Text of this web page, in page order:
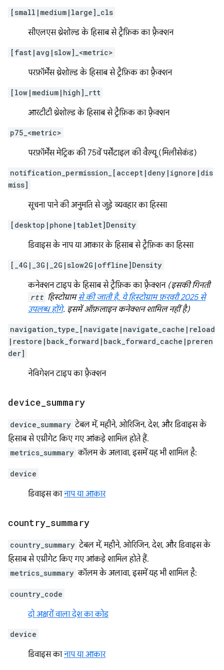
[small|medium|large]_cls
सीएलएस थ्रेशोल्ड के हिसाब से ट्रैफ़िक का फ़्रैक्शन
[fast|avg|slow]_<metric>
परफ़ॉर्मेंस थ्रेशोल्ड के हिसाब से ट्रैफ़िक का फ़्रैक्शन
[low|medium|high]_rtt
आरटीटी थ्रेशोल्ड के हिसाब से ट्रैफ़िक का फ़्रैक्शन
p75_<metric>
परफ़ॉर्मेंस मेट्रिक की 75वें पर्सेंटाइल की वैल्यू (मिलीसेकंड)
notification_permission_[accept|deny|ignore|dis
miss]
सूचना पाने की अनुमति से जुड़े व्यवहार का हिस्सा
[desktop|phone|tablet]Density
डिवाइस के नाप या आकार के हिसाब से ट्रैफ़िक का हिस्सा
[_4G|_3G|_2G|slow2G|offline]Density
कनेक्शन टाइप के हिसाब से ट्रैफ़िक का फ़्रैक्शन (इसकी गिनती
rtt हिस्टोग्रामसे की जाती है. ये हिस्टोग्राम फ़रवरी 2025 से
उपलब्ध होंगे. इसमें ऑफ़लाइन कनेक्शन शामिल नहीं है)
navigation_type_[navigate|navigate_cache|reload
|restore|back_forward|back_forward_cache|preren
der]
नेविगेशन टाइप का फ़्रैक्शन
device summary
device_summary टेबल में, महीने, ओरिजिन, देश, और डिवाइस के
हिसाब से एग्रीगेट किए गए आंकड़े शामिल होते हैं.
metrics_summary कॉलम के अलावा, इसमें यह भी शामिल है:
device
डिवाइस कानाप या आकार
country summary
country_summary टेबल में, महीने, ओरिजिन, देश, और डिवाइस के
हिसाब से एग्रीगेट किए गए आंकड़े शामिल होते हैं.
metrics_summary कॉलम के अलावा, इसमें यह भी शामिल है:
country_code
दो अक्षरों वाला देश का कोड
device
डिवाइस कानाप या आकार